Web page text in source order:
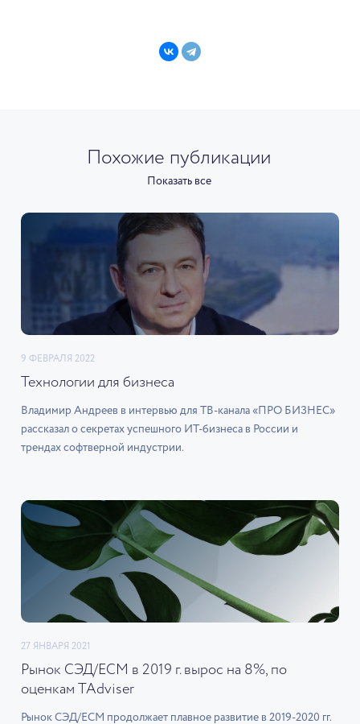
Похожие публикации
Показать все
9 ФЕВРАЛЯ 2022
Технологии для бизнеса
Владимир Андреев в интервью для ТВ-канала «ПРО БИЗНЕС»
рассказал о секретах успешного ИТ-бизнеса в России и
трендах софтверной индустрии.
27 ЯНВАРЯ 2021
Рынок СЭД/ECM в 2019 г. вырос на 8%, по
оценкам TAdviser
Рынок СЭД/ECM продолжает плавное развитие в 2019-2020 гг.